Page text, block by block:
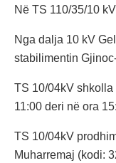
Në TS 110/35/10
Nga dalja 10 kV
stabilimentin
TS 10/04kV
11:00 deri në ora
TS 10/04kV
Muharremaj (kodi: